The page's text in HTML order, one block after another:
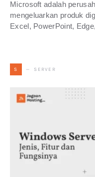
Microsoft adalah
mengeluarkan produk
Excel, PowerPoint,
S SERVER